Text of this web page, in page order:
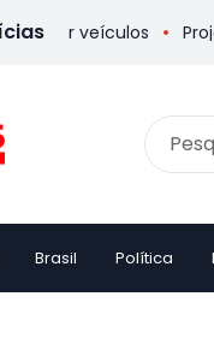
por veículos
Brasil Política